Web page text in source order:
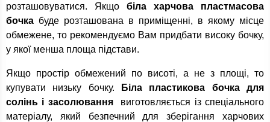
розташовуватися. Якщо біла харчова пластмасова
бочка буде розташована в приміщенні, в якому місце
обмежене, то рекомендуємо Вам придбати високу бочку,
у якої менша площа підстави.
Якщо простір обмежений по висоті, а не з площі, то
купувати низьку бочку.
Біла пластикова бочка для
солінь і засолювання
виготовляється із спеціального
матеріалу, який безпечний для зберігання харчових